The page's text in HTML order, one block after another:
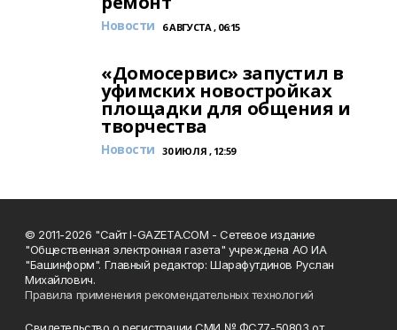
Новости 6 АВГУСТА , 06:15
«Домосервис» запустил в
уфимских новостройках
площадки для общения и
творчества
Новости 30 ИЮЛЯ , 12:59
© 2011-2026 "Сайт I-GAZETA.COM - Сетевое издание
"Общественная электронная газета" учреждена АО ИА
"Башинформ". Главный редактор: Шарафутдинов Руслан
Михайлович.
Правила применения рекомендательных технологий